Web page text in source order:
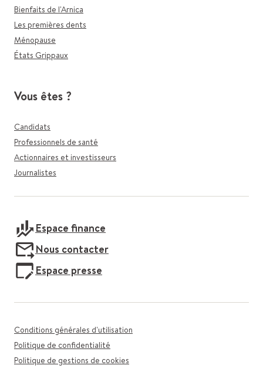
Bienfaits de l'Arnica
Les premières dents
Ménopause
États Grippaux
Vous êtes ?
Candidats
Professionnels de santé
Actionnaires et investisseurs
Journalistes
Espace finance
Nous contacter
Espace presse
Conditions générales d'utilisation
Politique de confidentialité
Politique de gestions de cookies